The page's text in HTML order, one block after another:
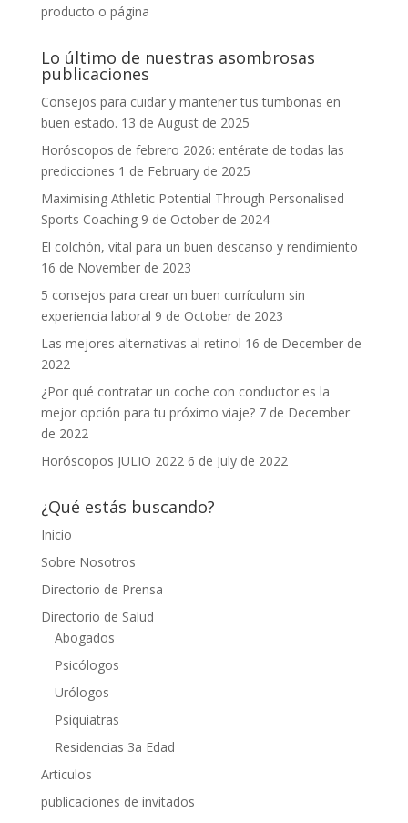
producto o página
Lo último de nuestras asombrosas
publicaciones
Consejos para cuidar y mantener tus tumbonas en
buen estado. 13 de August de 2025
Horóscopos de febrero 2026: entérate de todas las
predicciones 1 de February de 2025
Maximising Athletic Potential Through Personalised
Sports Coaching 9 de October de 2024
El colchón, vital para un buen descanso y rendimiento
16 de November de 2023
5 consejos para crear un buen currículum sin
experiencia laboral 9 de October de 2023
Las mejores alternativas al retinol 16 de December de
2022
¿Por qué contratar un coche con conductor es la
mejor opción para tu próximo viaje? 7 de December
de 2022
Horóscopos JULIO 2022 6 de July de 2022
¿Qué estás buscando?
Inicio
Sobre Nosotros
Directorio de Prensa
Directorio de Salud
Abogados
Psicólogos
Urólogos
Psiquiatras
Residencias 3a Edad
Articulos
publicaciones de invitados